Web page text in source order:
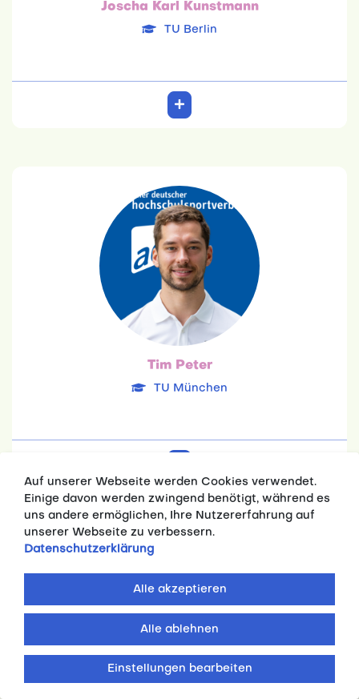
Joscha Karl Kunstmann
TU Berlin
Tim Peter
TU München
Tim Peter
TU München
08.09.1997
Maschinenwesen
Team: 6. Platz
Erik Johannes Röhrs
SRH HS
24.04.2001
Team: 6. Platz
Auf unserer Webseite werden Cookies verwendet.
Einige davon werden zwingend benötigt, während es
uns andere ermöglichen, Ihre Nutzererfahrung auf
unserer Webseite zu verbessern.
Datenschutzerklärung
Einstellungen bearbeiten
Alle ablehnen
Alle akzeptieren